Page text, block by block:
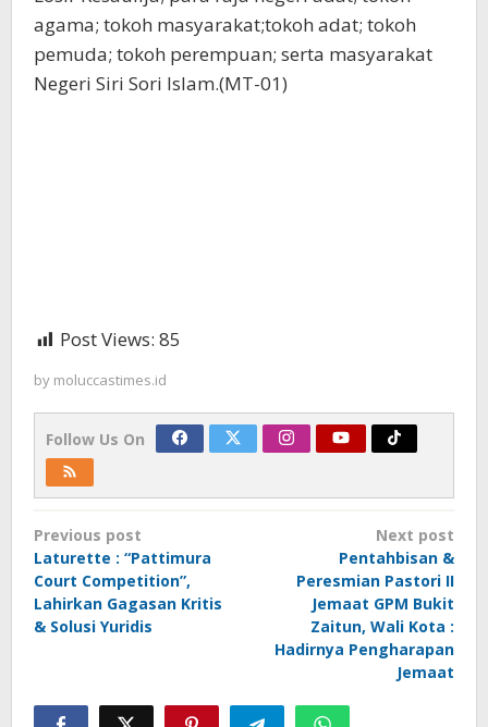
agama; tokoh masyarakat;tokoh adat; tokoh
pemuda; tokoh perempuan; serta masyarakat
Negeri Siri Sori Islam.(MT-01)
Post Views: 85
by moluccastimes.id
Follow Us On
Post
navigation
Previous post
Laturette : “Pattimura
Court Competition”,
Lahirkan Gagasan Kritis
& Solusi Yuridis
Next post
Pentahbisan &
Peresmian Pastori II
Jemaat GPM Bukit
Zaitun, Wali Kota :
Hadirnya Pengharapan
Jemaat